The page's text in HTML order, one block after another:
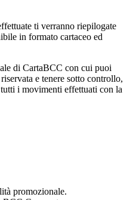
ti verranno riepilogate
in formato cartaceo ed
di CartaBCC con cui puoi
e tenere sotto controllo,
i movimenti effettuati con la
promozionale.